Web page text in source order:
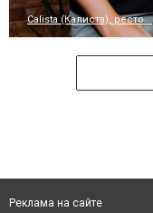
Calista (Калиста), ресто...
Реклама на сайте